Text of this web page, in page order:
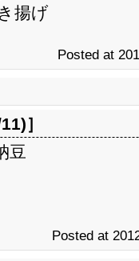
揚げ
Posted at
］
豆
Posted at